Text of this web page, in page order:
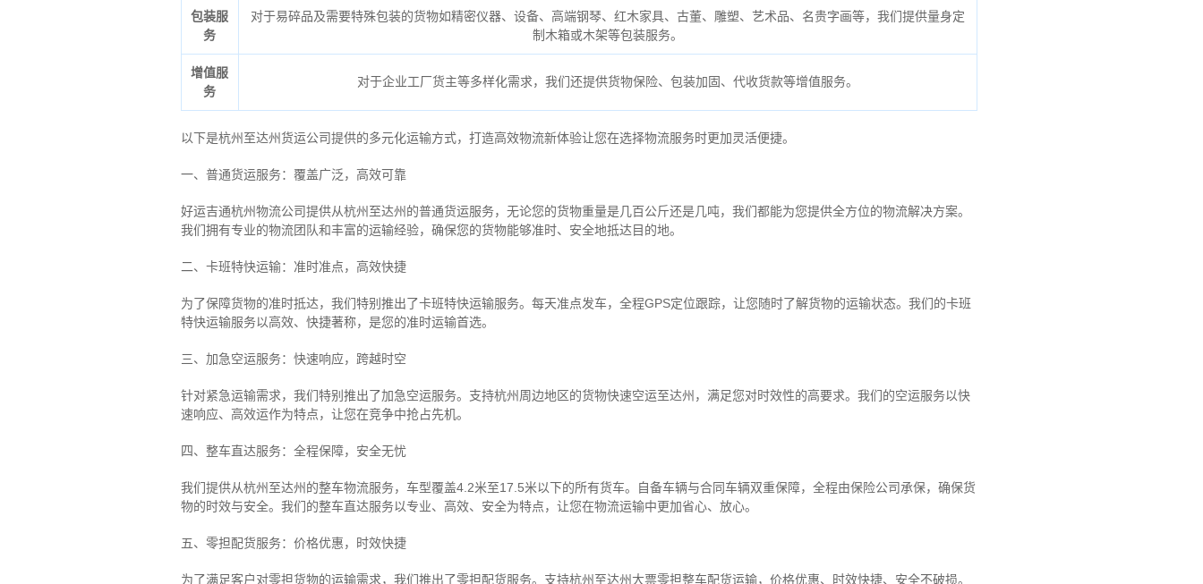
包装服
务
对于易碎品及需要特殊包装的货物如精密仪器、设备、高端钢琴、红木家具、古董、雕塑、艺术品、名贵字画等，我们提供量身定
制木箱或木架等包装服务。
增值服
务
对于企业工厂货主等多样化需求，我们还提供货物保险、包装加固、代收货款等增值服务。
以下是杭州至达州货运公司提供的多元化运输方式，打造高效物流新体验让您在选择物流服务时更加灵活便捷。
一、普通货运服务：覆盖广泛，高效可靠
好运吉通杭州物流公司提供从杭州至达州的普通货运服务，无论您的货物重量是几百公斤还是几吨，我们都能为您提供全方位的物流解决方案。
我们拥有专业的物流团队和丰富的运输经验，确保您的货物能够准时、安全地抵达目的地。
二、卡班特快运输：准时准点，高效快捷
为了保障货物的准时抵达，我们特别推出了卡班特快运输服务。每天准点发车，全程GPS定位跟踪，让您随时了解货物的运输状态。我们的卡班
特快运输服务以高效、快捷著称，是您的准时运输首选。
三、加急空运服务：快速响应，跨越时空
针对紧急运输需求，我们特别推出了加急空运服务。支持杭州周边地区的货物快速空运至达州，满足您对时效性的高要求。我们的空运服务以快
速响应、高效运作为特点，让您在竞争中抢占先机。
四、整车直达服务：全程保障，安全无忧
我们提供从杭州至达州的整车物流服务，车型覆盖4.2米至17.5米以下的所有货车。自备车辆与合同车辆双重保障，全程由保险公司承保，确保货
物的时效与安全。我们的整车直达服务以专业、高效、安全为特点，让您在物流运输中更加省心、放心。
五、零担配货服务：价格优惠，时效快捷
为了满足客户对零担货物的运输需求，我们推出了零担配货服务。支持杭州至达州大票零担整车配货运输，价格优惠、时效快捷、安全不破损。